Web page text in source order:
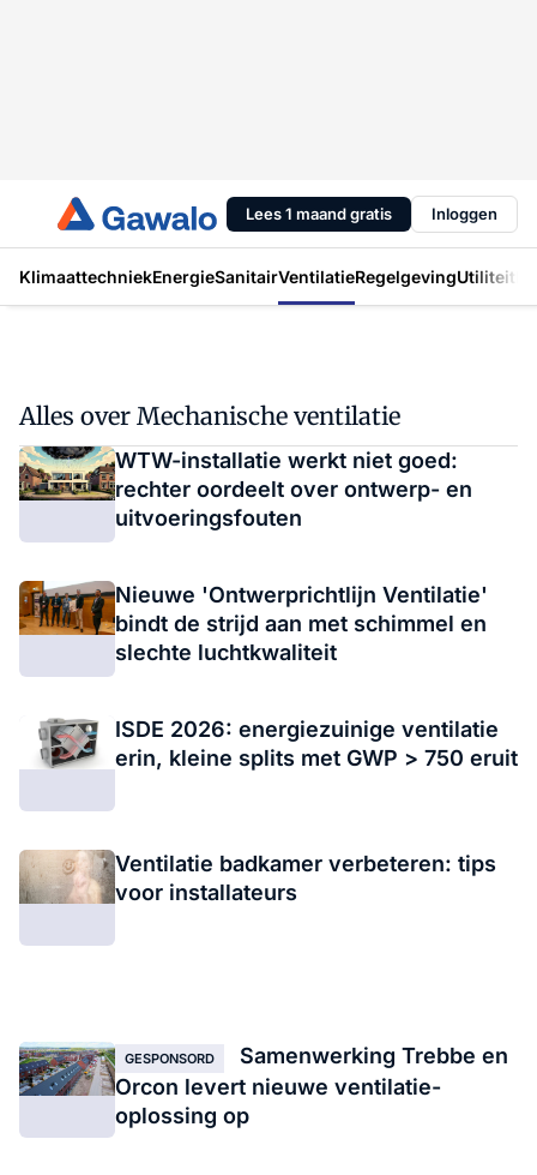
Lees 1 maand gratis Inloggen
KlimaattechniekEnergieSanitairVentilatieRegelgevingUtiliteit
Alles over Mechanische ventilatie
WTW-installatie werkt niet goed:
rechter oordeelt over ontwerp- en
uitvoeringsfouten
Nieuwe 'Ontwerprichtlijn Ventilatie'
bindt de strijd aan met schimmel en
slechte luchtkwaliteit
ISDE 2026: energiezuinige ventilatie
erin, kleine splits met GWP > 750 eruit
Ventilatie badkamer verbeteren: tips
voor installateurs
GESPONSORD
Samenwerking Trebbe en
Orcon levert nieuwe ventilatie-
oplossing op